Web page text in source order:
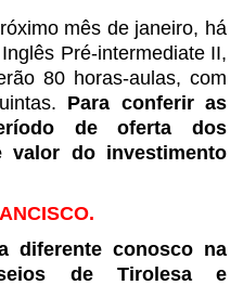
mês de janeiro, há
Pré-intermediate II,
80 horas-aulas, com
Para conferir as
de oferta dos
valor do investimento
diferente conosco na
de Tirolesa e